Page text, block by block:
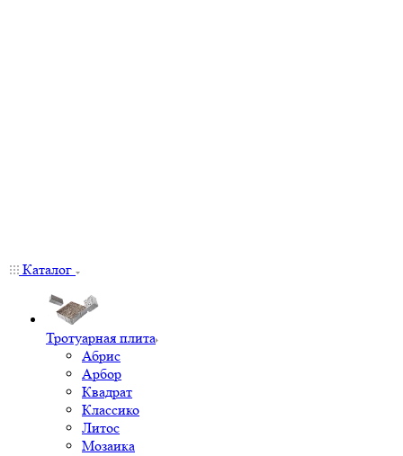
Каталог
Тротуарная плита
Абрис
Арбор
Квадрат
Классико
Литос
Мозаика